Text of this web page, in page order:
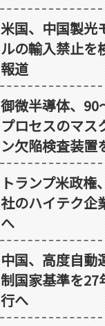
米国、中国製光
ルの輸入禁止を
報道
御微半導体、90
プロセスのマス
ン欠陥検査装置
トランプ米政権
社のハイテク企
へ
中国、高度自動
制国家基準を27
行へ